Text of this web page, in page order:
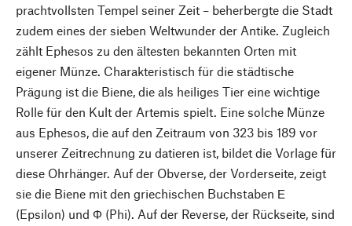
prachtvollsten Tempel seiner Zeit – beherbergte die Stadt
zudem eines der sieben Weltwunder der Antike. Zugleich
zählt Ephesos zu den ältesten bekannten Orten mit
eigener Münze. Charakteristisch für die städtische
Prägung ist die Biene, die als heiliges Tier eine wichtige
Rolle für den Kult der Artemis spielt. Eine solche Münze
aus Ephesos, die auf den Zeitraum von 323 bis 189 vor
unserer Zeitrechnung zu datieren ist, bildet die Vorlage für
diese Ohrhänger. Auf der Obverse, der Vorderseite, zeigt
sie die Biene mit den griechischen Buchstaben Ε
(Epsilon) und Φ (Phi). Auf der Reverse, der Rückseite, sind